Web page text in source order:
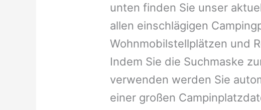
unten finden Sie unser
allen einschlägigen
Wohnmobilstellplätzen und
Indem Sie die Suchmaske
verwenden werden Sie
einer großen